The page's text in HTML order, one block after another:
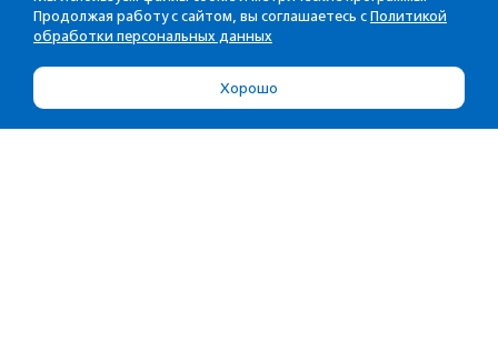
Продолжая работу с сайтом, вы соглашаетесь с Политикой
обработки персональных данных
Хорошо